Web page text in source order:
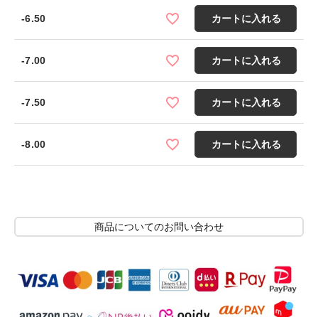
-6.50 カートに入れる
-7.00 カートに入れる
-7.50 カートに入れる
-8.00 カートに入れる
商品についてのお問い合わせ